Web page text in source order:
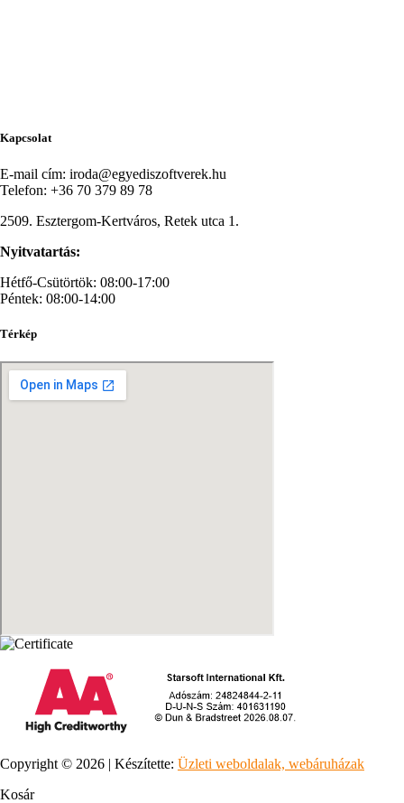
Kapcsolat
E-mail cím: iroda@egyediszoftverek.hu
Telefon: +36 70 379 89 78
2509. Esztergom-Kertváros, Retek utca 1.
Nyitvatartás:
Hétfő-Csütörtök: 08:00-17:00
Péntek: 08:00-14:00
Térkép
Copyright © 2026 | Készítette: Üzleti weboldalak, webáruházak
Kosár